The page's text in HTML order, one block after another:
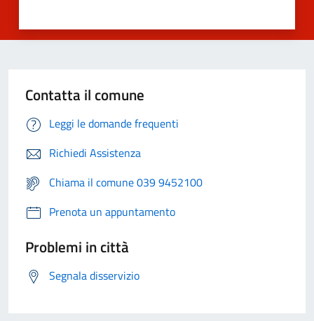
Contatta il comune
Leggi le domande frequenti
Richiedi Assistenza
Chiama il comune 039 9452100
Prenota un appuntamento
Problemi in città
Segnala disservizio